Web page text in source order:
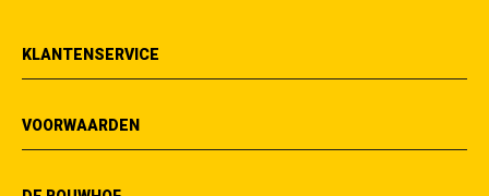
KLANTENSERVICE
VOORWAARDEN